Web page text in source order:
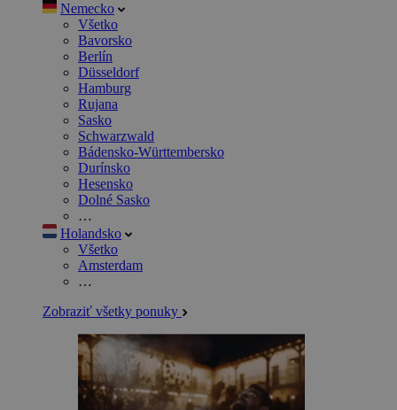
Nemecko
Všetko
Bavorsko
Berlín
Düsseldorf
Hamburg
Rujana
Sasko
Schwarzwald
Bádensko-Württembersko
Durínsko
Hesensko
Dolné Sasko
…
Holandsko
Všetko
Amsterdam
…
Zobraziť všetky ponuky